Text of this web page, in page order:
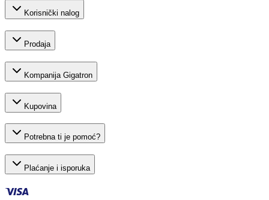
Korisnički nalog
Prodaja
Kompanija Gigatron
Kupovina
Potrebna ti je pomoć?
Plaćanje i isporuka